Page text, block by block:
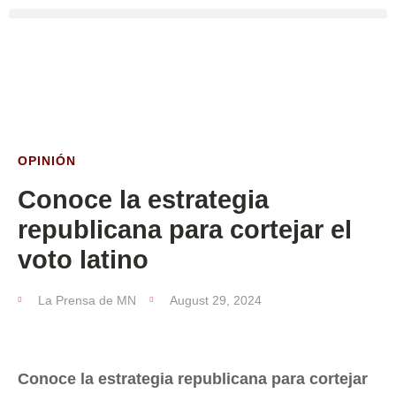
OPINIÓN
Conoce la estrategia
republicana para cortejar el
voto latino
La Prensa de MN August 29, 2024
Conoce la estrategia republicana para cortejar